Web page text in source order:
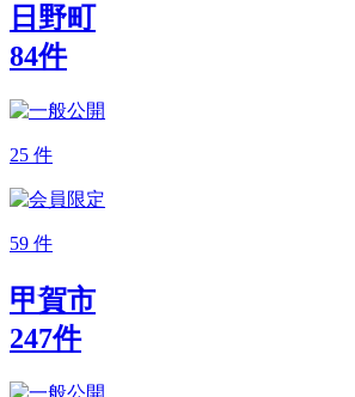
日野町
84件
25 件
59 件
甲賀市
247件